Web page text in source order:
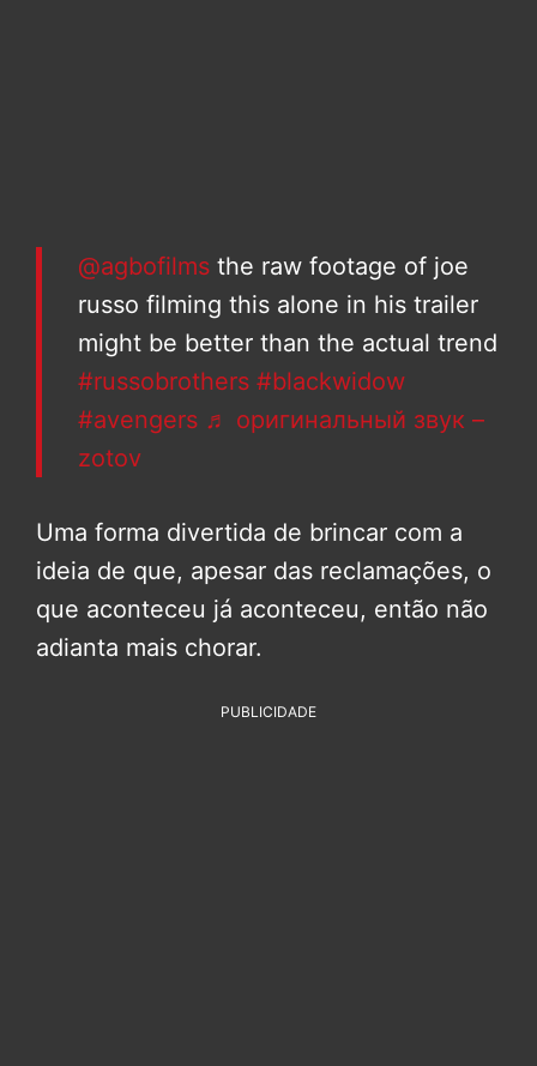
@agbofilms the raw footage of joe
russo filming this alone in his trailer
might be better than the actual trend
#russobrothers #blackwidow
#avengers ♬ оригинальный звук –
zotov
Uma forma divertida de brincar com a
ideia de que, apesar das reclamações, o
que aconteceu já aconteceu, então não
adianta mais chorar.
PUBLICIDADE